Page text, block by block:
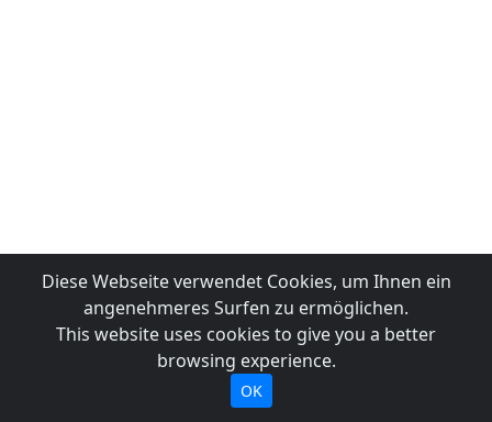
Diese Webseite verwendet Cookies, um Ihnen ein
angenehmeres Surfen zu ermöglichen.
This website uses cookies to give you a better
browsing experience.
OK